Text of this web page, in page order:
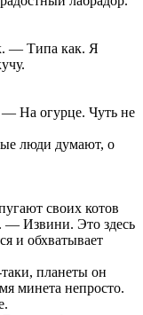
— Типа как. Я
На огурце. Чуть не
люди думают, о
своих котов
— Извини. Это здесь
и обхватывает
планеты он
минета непросто.